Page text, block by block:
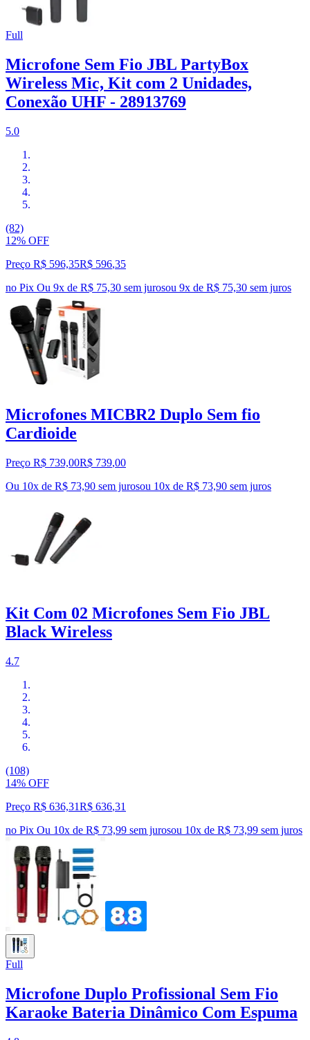
Full
Microfone Sem Fio JBL PartyBox
Wireless Mic, Kit com 2 Unidades,
Conexão UHF - 28913769
5.0
(82)
12% OFF
Preço R$ 596,35R$ 596,35
no Pix Ou 9x de R$ 75,30 sem jurosou 9x de R$ 75,30 sem juros
Microfones MICBR2 Duplo Sem fio
Cardioide
Preço R$ 739,00R$ 739,00
Ou 10x de R$ 73,90 sem jurosou 10x de R$ 73,90 sem juros
Kit Com 02 Microfones Sem Fio JBL
Black Wireless
4.7
(108)
14% OFF
Preço R$ 636,31R$ 636,31
no Pix Ou 10x de R$ 73,99 sem jurosou 10x de R$ 73,99 sem juros
Full
Microfone Duplo Profissional Sem Fio
Karaoke Bateria Dinâmico Com Espuma